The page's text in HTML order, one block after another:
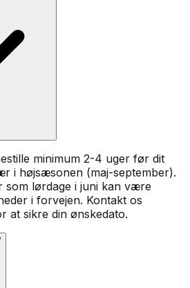
minimum 2-4 uger før dit
i højsæsonen (maj-september).
som lørdage i juni kan være
i forvejen. Kontakt os
at sikre din ønskedato.